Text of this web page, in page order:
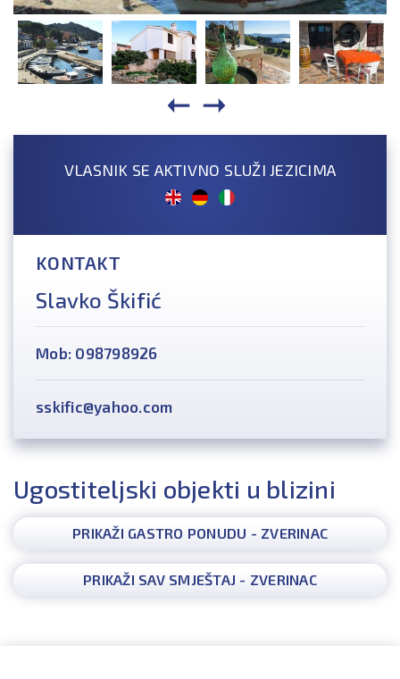
VLASNIK SE AKTIVNO SLUŽI JEZICIMA
KONTAKT
Slavko Škifić
Mob: 098798926
sskific@yahoo.com
Ugostiteljski objekti u blizini
PRIKAŽI GASTRO PONUDU - ZVERINAC
PRIKAŽI SAV SMJEŠTAJ - ZVERINAC